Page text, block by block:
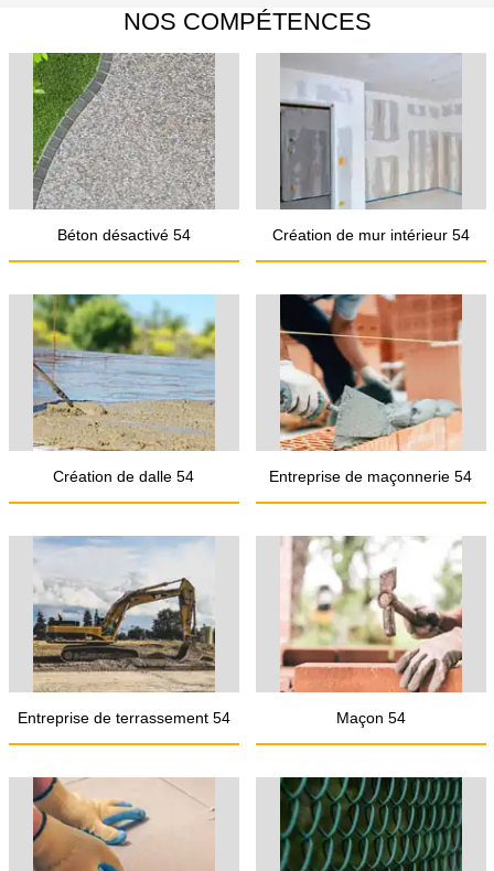
NOS COMPÉTENCES
Béton désactivé 54 Création de mur intérieur 54
Création de dalle 54 Entreprise de maçonnerie 54
Entreprise de terrassement 54 Maçon 54